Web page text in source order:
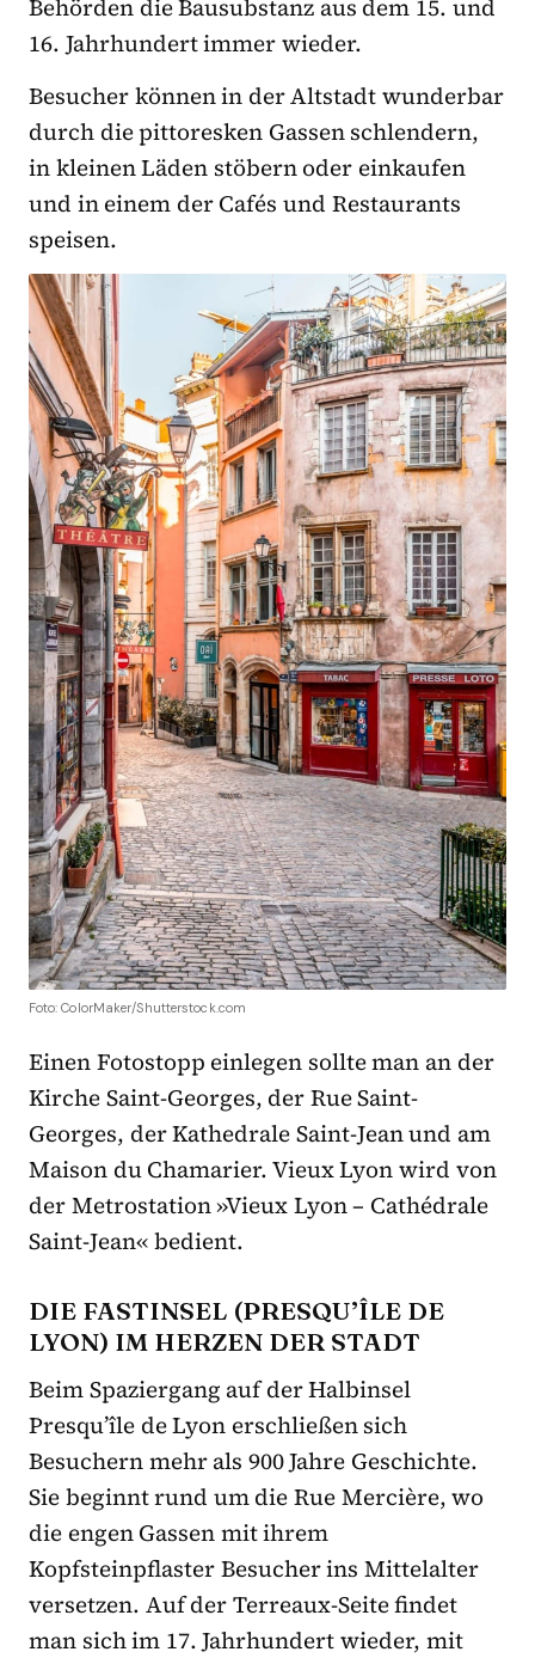
Behörden die Bausubstanz aus dem 15. und
16. Jahrhundert immer wieder.
Besucher können in der Altstadt wunderbar
durch die pittoresken Gassen schlendern,
in kleinen Läden stöbern oder einkaufen
und in einem der Cafés und Restaurants
speisen.
Foto: ColorMaker/Shutterstock.com
Einen Fotostopp einlegen sollte man an der
Kirche Saint-Georges, der Rue Saint-
Georges, der Kathedrale Saint-Jean und am
Maison du Chamarier. Vieux Lyon wird von
der Metrostation »Vieux Lyon – Cathédrale
Saint-Jean« bedient.
DIE FASTINSEL (PRESQU’ÎLE DE
LYON) IM HERZEN DER STADT
Beim Spaziergang auf der Halbinsel
Presqu’île de Lyon erschließen sich
Besuchern mehr als 900 Jahre Geschichte.
Sie beginnt rund um die Rue Mercière, wo
die engen Gassen mit ihrem
Kopfsteinpflaster Besucher ins Mittelalter
versetzen. Auf der Terreaux-Seite findet
man sich im 17. Jahrhundert wieder, mit